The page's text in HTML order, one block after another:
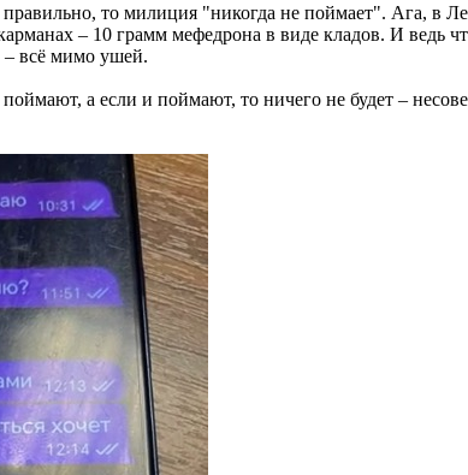
то милиция "никогда не поймает". Ага, в
– 10 грамм мефедрона в виде кладов. И ведь
– всё мимо ушей.
а если и поймают, то ничего не будет –